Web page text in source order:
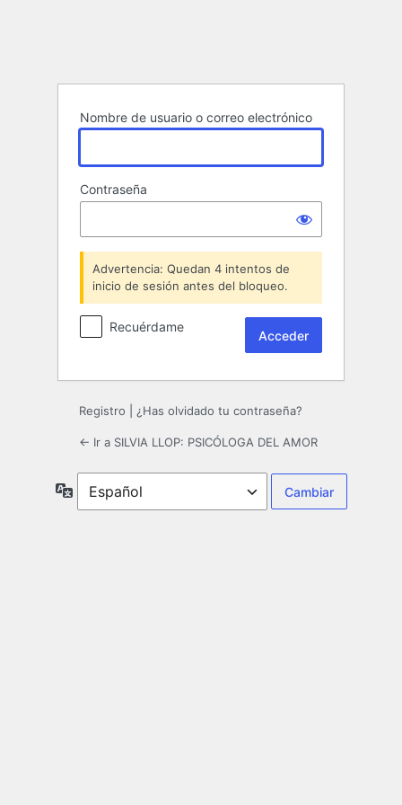
Nombre de usuario o correo electrónico
Contraseña
Advertencia: Quedan 4 intentos de
inicio de sesión antes del bloqueo.
Recuérdame
Registro ¿Has olvidado tu contraseña?
← Ir a SILVIA LLOP: PSICÓLOGA DEL AMOR
Idioma